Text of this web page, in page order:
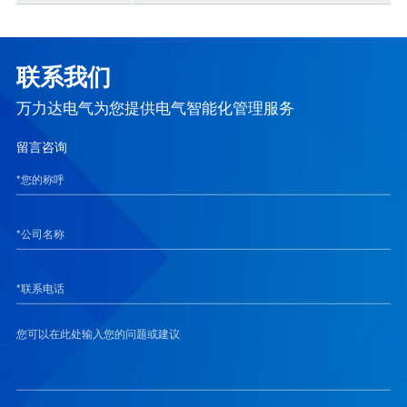
联系我们
万力达电气为您提供电气智能化管理服务
留言咨询